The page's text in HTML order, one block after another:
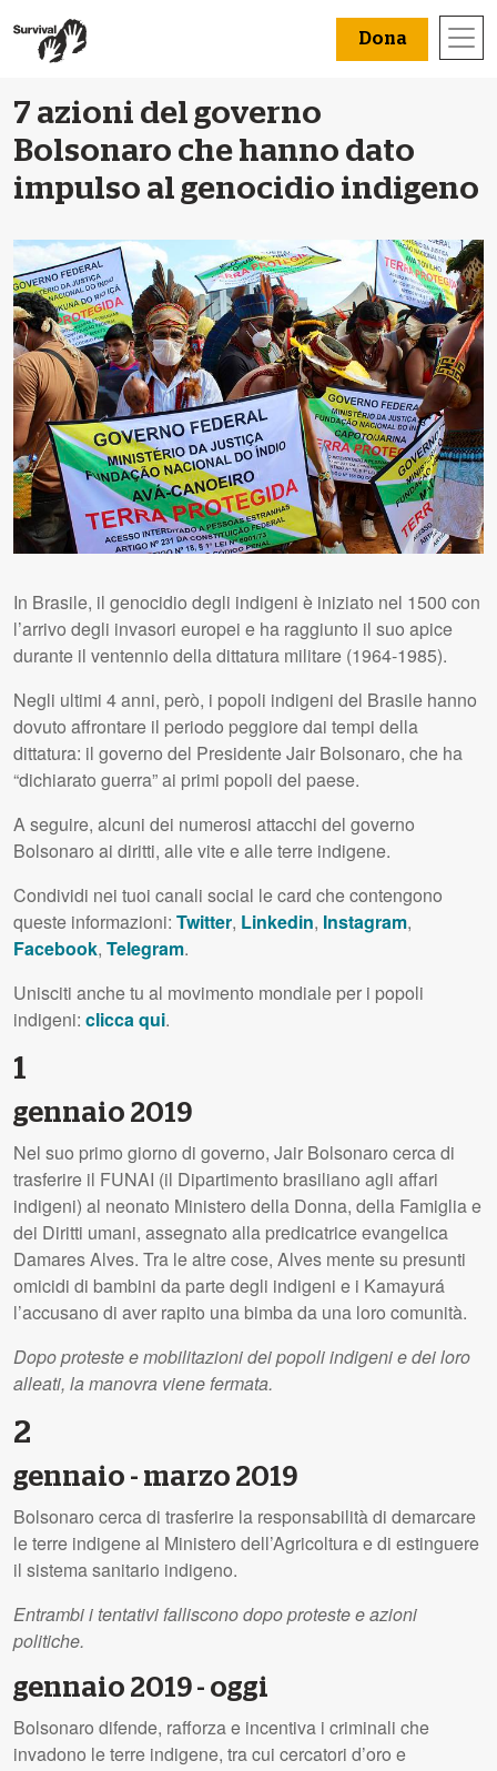
Dona
7 azioni del governo
Bolsonaro che hanno dato
impulso al genocidio indigeno
In Brasile, il genocidio degli indigeni è iniziato nel 1500 con
l’arrivo degli invasori europei e ha raggiunto il suo apice
durante il ventennio della dittatura militare (1964-1985).
Negli ultimi 4 anni, però, i popoli indigeni del Brasile hanno
dovuto affrontare il periodo peggiore dai tempi della
dittatura: il governo del Presidente Jair Bolsonaro, che ha
“dichiarato guerra” ai primi popoli del paese.
A seguire, alcuni dei numerosi attacchi del governo
Bolsonaro ai diritti, alle vite e alle terre indigene.
Condividi nei tuoi canali social le card che contengono
queste informazioni: Twitter, Linkedin, Instagram,
Facebook, Telegram.
Unisciti anche tu al movimento mondiale per i popoli
indigeni: clicca qui.
1
gennaio 2019
Nel suo primo giorno di governo, Jair Bolsonaro cerca di
trasferire il FUNAI (il Dipartimento brasiliano agli affari
indigeni) al neonato Ministero della Donna, della Famiglia e
dei Diritti umani, assegnato alla predicatrice evangelica
Damares Alves. Tra le altre cose, Alves mente su presunti
omicidi di bambini da parte degli indigeni e i Kamayurá
l’accusano di aver rapito una bimba da una loro comunità.
Dopo proteste e mobilitazioni dei popoli indigeni e dei loro
alleati, la manovra viene fermata.
2
gennaio - marzo 2019
Bolsonaro cerca di trasferire la responsabilità di demarcare
le terre indigene al Ministero dell’Agricoltura e di estinguere
il sistema sanitario indigeno.
Entrambi i tentativi falliscono dopo proteste e azioni
politiche.
gennaio 2019 - oggi
Bolsonaro difende, rafforza e incentiva i criminali che
invadono le terre indigene, tra cui cercatori d’oro e